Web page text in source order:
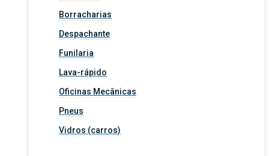
Borracharias
Despachante
Funilaria
Lava-rápido
Oficinas Mecânicas
Pneus
Vidros (carros)